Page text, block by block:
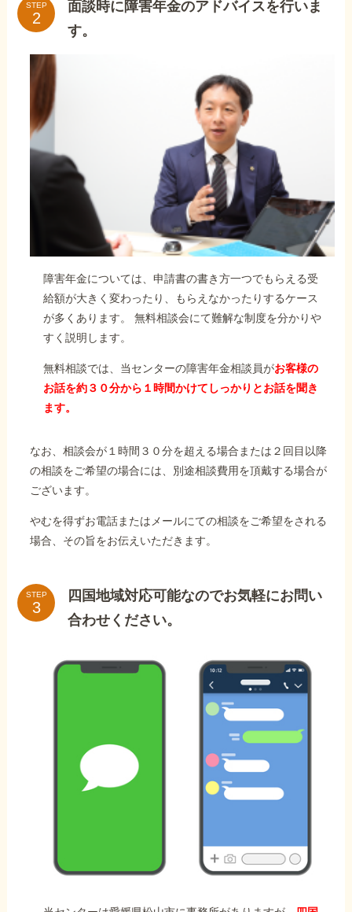
STEP
面談時に障害年金のアドバイスを行いま
す。
障害年金については、申請書の書き方一つでもらえる受
給額が大きく変わったり、もらえなかったりするケース
が多くあります。 無料相談会にて難解な制度を分かりや
すく説明します。
無料相談では、当センターの障害年金相談員がお客様の
お話を約３０分から１時間かけてしっかりとお話を聞き
ます。
なお、相談会が１時間３０分を超える場合または２回目以降
の相談をご希望の場合には、別途相談費用を頂戴する場合が
ございます。
やむを得ずお電話またはメールにての相談をご希望をされる
場合、その旨をお伝えいただきます。
STEP
四国地域対応可能なのでお気軽にお問い
合わせください。